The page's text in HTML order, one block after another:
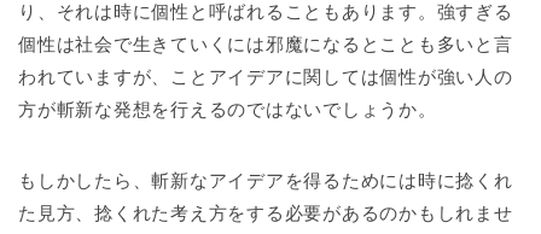
り、それは時に個性と呼ばれることもあります。強すぎる
個性は社会で生きていくには邪魔になるとことも多いと言
われていますが、ことアイデアに関しては個性が強い人の
方が斬新な発想を行えるのではないでしょうか。
もしかしたら、斬新なアイデアを得るためには時に捻くれ
た見方、捻くれた考え方をする必要があるのかもしれませ